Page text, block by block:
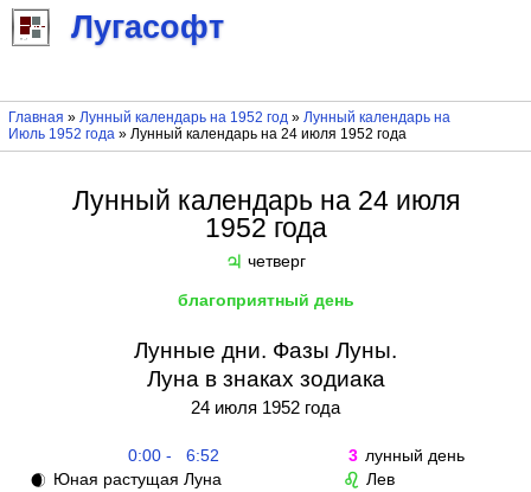
Лугасофт
Главная » Лунный календарь на 1952 год» Лунный календарь на
Июль 1952 года» Лунный календарь на 24 июля 1952 года
Лунный календарь на 24 июля
1952 года
♃ четверг
благоприятный день
Лунные дни. Фазы Луны.
Луна в знаках зодиака
24 июля 1952 года
0:00 - 6:52 3 лунный день
🌒 Юная растущая Луна ♌ Лев